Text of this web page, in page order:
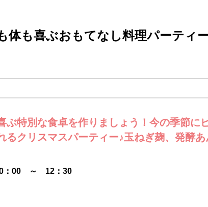
体も喜ぶおもてなし料理パーティ
特別な食卓を作りましょう！今の季節に
るクリスマスパーティー♪玉ねぎ麹、発酵あ
：00 ～ 12：30